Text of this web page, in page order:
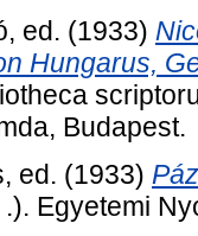
, ed. (1933)
Hungarus,
Budapest.
, ed. (1933)
Egyetemi